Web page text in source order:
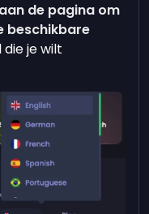
de pagina om
beschikbare
die je wilt